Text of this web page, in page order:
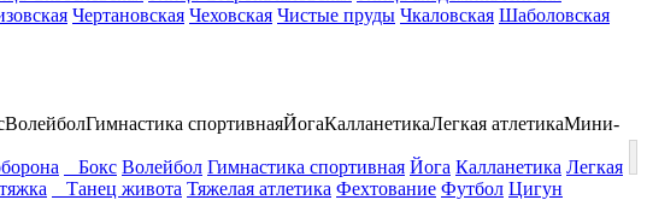
Чертановская Чеховская Чистые пруды Чкаловская Шаболовская
ВолейболГимнастика спортивнаяЙогаКалланетикаЛегкая атлетикаМини-
Бокс Волейбол Гимнастика спортивная Йога Калланетика Легкая
Танец живота Тяжелая атлетика Фехтование Футбол Цигун